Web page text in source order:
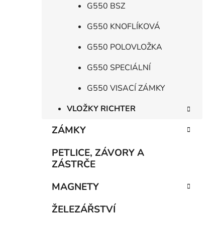
G550 BSZ
G550 KNOFLÍKOVÁ
G550 POLOVLOŽKA
G550 SPECIÁLNÍ
G550 VISACÍ ZÁMKY
VLOŽKY RICHTER
ZÁMKY
PETLICE, ZÁVORY A
ZÁSTRČE
MAGNETY
ŽELEZÁŘSTVÍ